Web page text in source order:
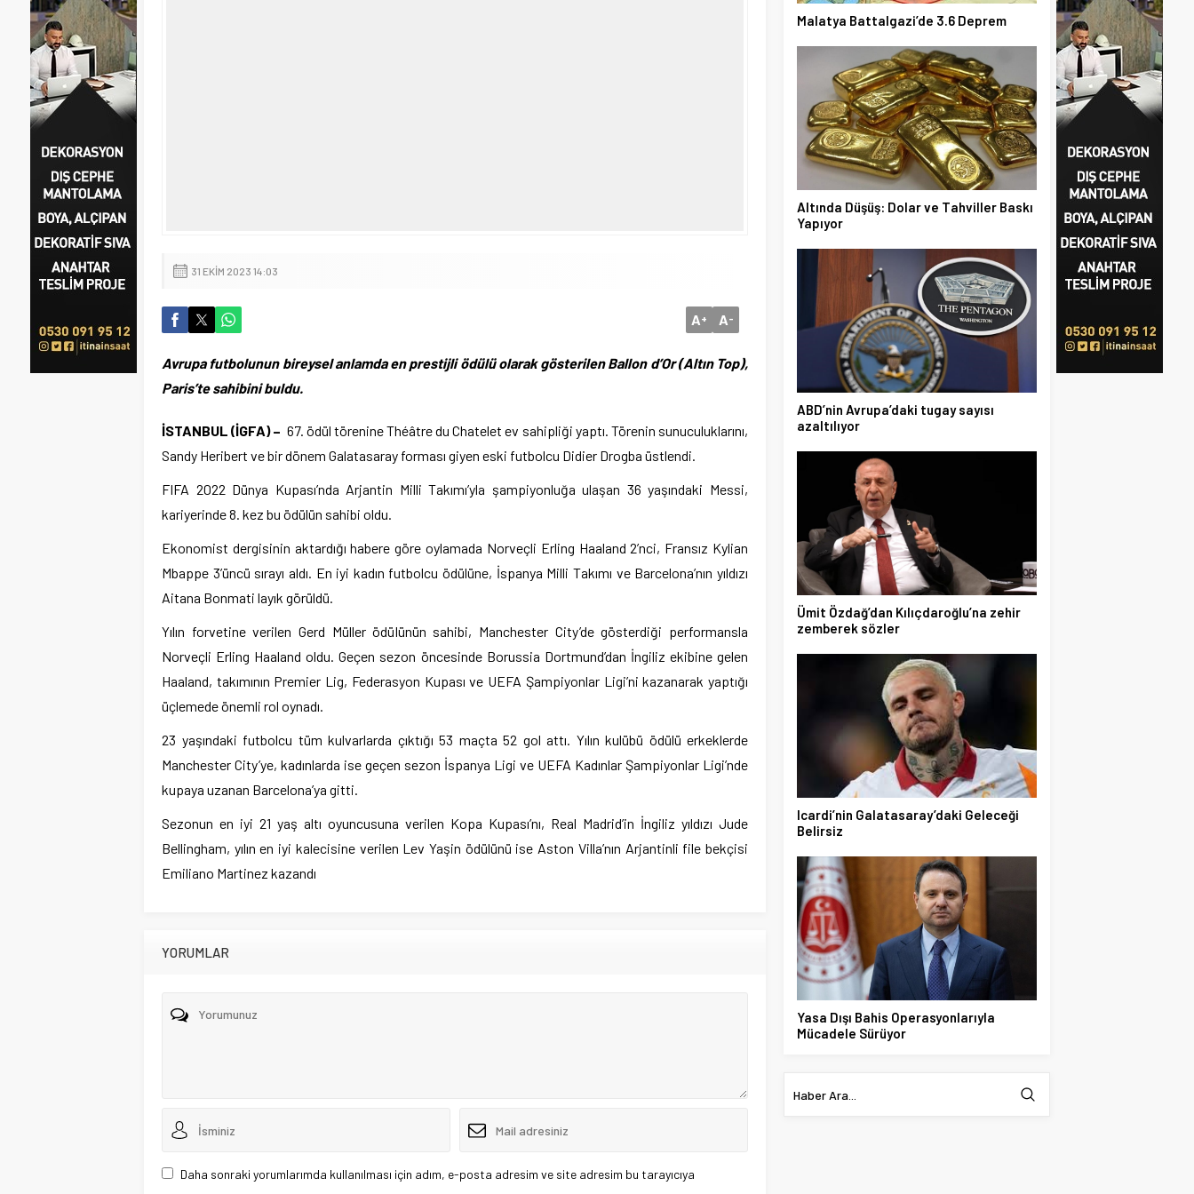
31 EKIM 2023 14:03
A+ A-
Avrupa futbolunun bireysel anlamda en prestijli ödülü olarak gösterilen Ballon d’Or (Altın Top),
Paris’te sahibini buldu.
İSTANBUL (İGFA) – 67. ödül törenine Théâtre du Chatelet ev sahipliği yaptı. Törenin sunuculuklarını,
Sandy Heribert ve bir dönem Galatasaray forması giyen eski futbolcu Didier Drogba üstlendi.
FIFA 2022 Dünya Kupası’nda Arjantin Milli Takımı’yla şampiyonluğa ulaşan 36 yaşındaki Messi,
kariyerinde 8. kez bu ödülün sahibi oldu.
Ekonomist dergisinin aktardığı habere göre oylamada Norveçli Erling Haaland 2’nci, Fransız Kylian
Mbappe 3’üncü sırayı aldı. En iyi kadın futbolcu ödülüne, İspanya Milli Takımı ve Barcelona’nın yıldızı
Aitana Bonmati layık görüldü.
Yılın forvetine verilen Gerd Müller ödülünün sahibi, Manchester City’de gösterdiği performansla
Norveçli Erling Haaland oldu. Geçen sezon öncesinde Borussia Dortmund’dan İngiliz ekibine gelen
Haaland, takımının Premier Lig, Federasyon Kupası ve UEFA Şampiyonlar Ligi’ni kazanarak yaptığı
üçlemede önemli rol oynadı.
23 yaşındaki futbolcu tüm kulvarlarda çıktığı 53 maçta 52 gol attı. Yılın kulübü ödülü erkeklerde
Manchester City’ye, kadınlarda ise geçen sezon İspanya Ligi ve UEFA Kadınlar Şampiyonlar Ligi’nde
kupaya uzanan Barcelona’ya gitti.
Sezonun en iyi 21 yaş altı oyuncusuna verilen Kopa Kupası’nı, Real Madrid’in İngiliz yıldızı Jude
Bellingham, yılın en iyi kalecisine verilen Lev Yaşin ödülünü ise Aston Villa’nın Arjantinli file bekçisi
Emiliano Martinez kazandı
YORUMLAR
Daha sonraki yorumlarımda kullanılması için adım, e-posta adresim ve site adresim bu tarayıcıya
Malatya Battalgazi’de 3.6 Deprem
Altında Düşüş: Dolar ve Tahviller Baskı
Yapıyor
ABD’nin Avrupa’daki tugay sayısı
azaltılıyor
Ümit Özdağ’dan Kılıçdaroğlu’na zehir
zemberek sözler
Icardi’nin Galatasaray’daki Geleceği
Belirsiz
Yasa Dışı Bahis Operasyonlarıyla
Mücadele Sürüyor